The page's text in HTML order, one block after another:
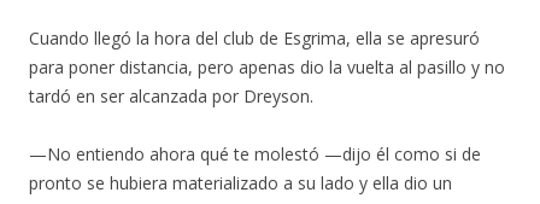
Cuando llegó la hora del club de Esgrima, ella se apresuró
para poner distancia, pero apenas dio la vuelta al pasillo y no
tardó en ser alcanzada por Dreyson.
—No entiendo ahora qué te molestó —dijo él como si de
pronto se hubiera materializado a su lado y ella dio un